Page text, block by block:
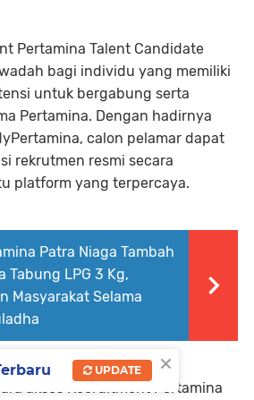
Pertamina Talent Candidate
bagi individu yang memiliki
untuk bergabung serta
Pertamina. Dengan hadirnya
calon pelamar dapat
rekrutmen resmi secara
platform yang terpercaya.
Patra Niaga Tambah
Tabung LPG 3 Kg,
Masyarakat Selama
akses Recruitment Pertamina
×
UPDATE